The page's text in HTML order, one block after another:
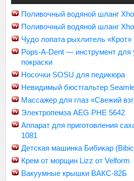
Поливочный водяной шланг
Поливочный водяной шланг
Чудо лопата рыхлитель «Крот»
Pops-A-Dent — инструмент для
покраски
Носочки SOSU для педикюра
Невидимый бюстгальтер
Массажер для глаз «Свежий
Электропемза AEG PHE 5642
Аппарат для приготовления
1081
Детская машинка Бибикар
Крем от морщин Lizz от Velform
Вакуумные крышки ВАКС-82Б